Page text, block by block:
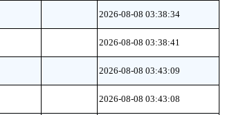
2026-08-08 03:38:34
2026-08-08 03:38:41
2026-08-08 03:43:09
2026-08-08 03:43:08